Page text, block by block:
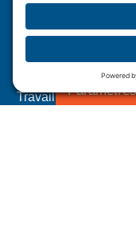
Politique de
Politique en matière
Conditions
Travail forcé dans